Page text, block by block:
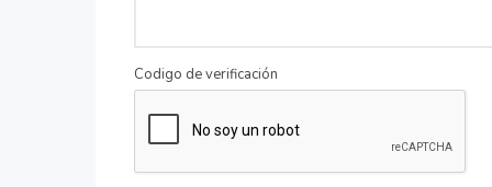
Codigo de verificación